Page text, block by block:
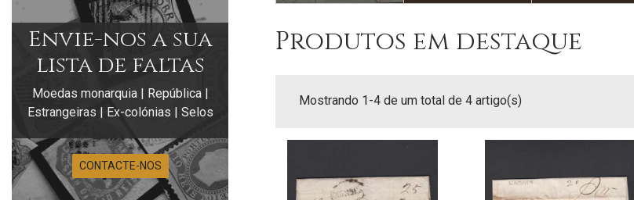
Envie-nos a sua
lista de faltas
Moedas monarquia | República |
Estrangeiras | Ex-colónias | Selos
CONTACTE-NOS
Produtos em destaque
Mostrando 1-4 de um total de 4 artigo(s)